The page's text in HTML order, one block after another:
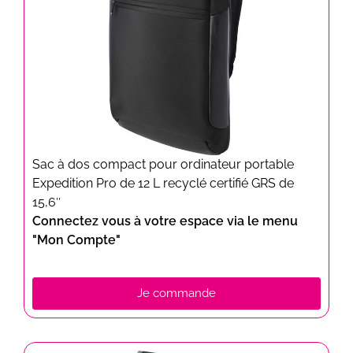
Sac à dos compact pour ordinateur portable
Expedition Pro de 12 L recyclé certifié GRS de
15,6″
Connectez vous à votre espace via le menu
"Mon Compte"
Je commande